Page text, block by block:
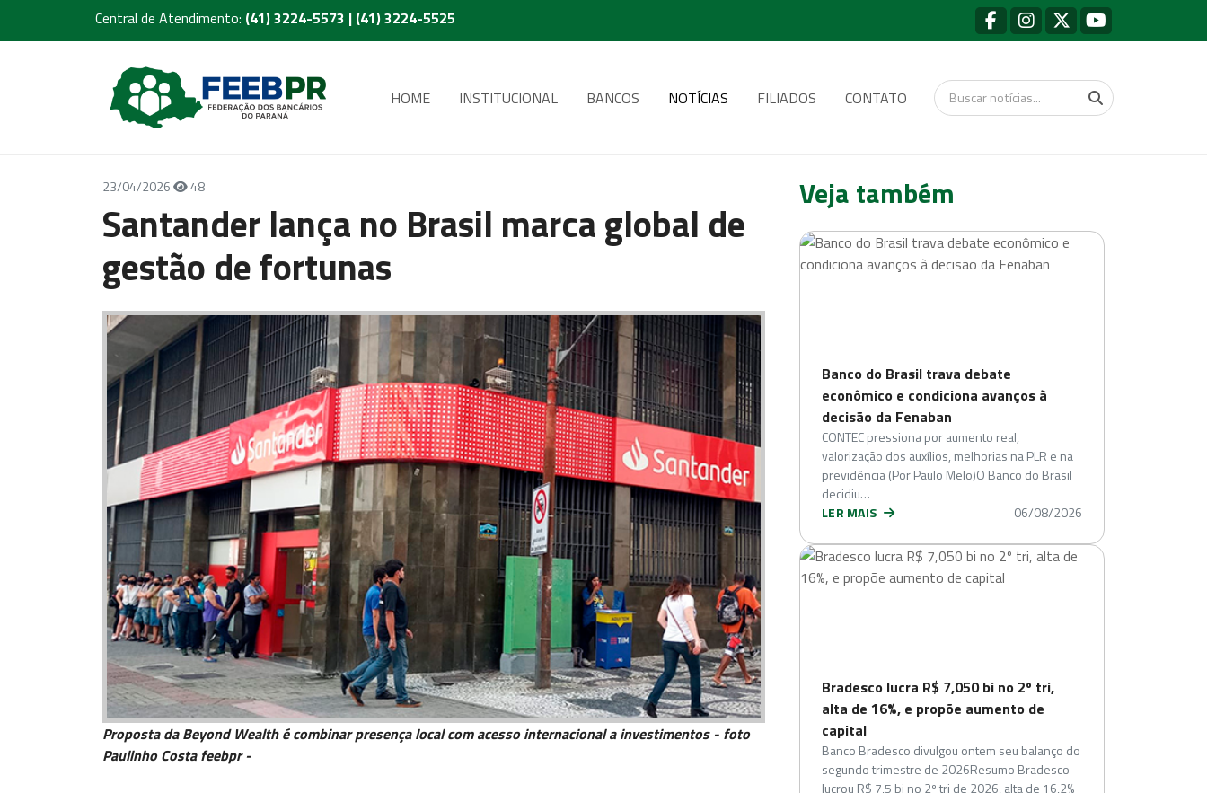
Central de Atendimento: (41) 3224-5573 | (41) 3224-5525
HOME INSTITUCIONAL BANCOS NOTÍCIAS FILIADOS CONTATO
23/04/2026 48
Santander lança no Brasil marca global de
gestão de fortunas
Proposta da Beyond Wealth é combinar presença local com acesso internacional a investimentos - foto
Paulinho Costa feebpr -
Veja também
Banco do Brasil trava debate
econômico e condiciona avanços à
decisão da Fenaban
CONTEC pressiona por aumento real,
valorização dos auxílios, melhorias na PLR e na
previdência (Por Paulo Melo)O Banco do Brasil
decidiu…
LER MAIS
06/08/2026
Bradesco lucra R$ 7,050 bi no 2º tri,
alta de 16%, e propõe aumento de
capital
Banco Bradesco divulgou ontem seu balanço do
segundo trimestre de 2026Resumo Bradesco
lucrou R$ 7,5 bi no 2º tri de 2026, alta de 16,2%